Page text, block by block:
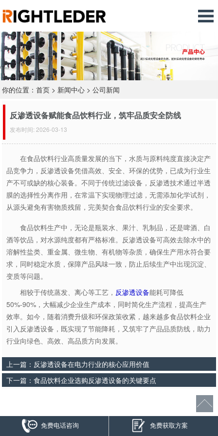
你的位置：首页 > 新闻中心 >公司新闻
反渗透设备赋能食品饮料行业，筑牢品质安全防线
发布时间: 2026-03-13
在食品饮料行业高质量发展的当下，水质与原料纯度直接决定产
品竞争力，反渗透设备凭借高效、安全、环保的优势，已成为行业生
产不可或缺的核心装备。不同于传统过滤设备，反渗透技术通过半透
膜的选择性分离作用，在常温下实现物理过滤，无需添加化学试剂，
从源头避免有害物质残留，完美契合食品饮料行业的安全要求。
食品饮料生产中，无论是瓶装水、果汁、乳制品，还是啤酒、白
酒等饮品，对水源纯度都有严格标准。反渗透设备可高效去除水中的
溶解性盐类、重金属、微生物、有机物等杂质，确保生产用水符合要
求，同时稳定水质，保障产品风味一致，防止后续生产中出现沉淀、
变质等问题。
相较于传统蒸发、离心等工艺， 反渗透设备能耗可降低
50%-90%，大幅减少企业生产成本，同时简化生产流程，提高生产
效率。如今，随着消费升级和环保政策收紧，越来越多食品饮料企业
引入反渗透设备，既实现了节能降耗，又筑牢了产品品质防线，助力
行业向绿色、高效、高品质方向发展。
上一篇： 反渗透设备在电力行业的核心应用价值
下一篇：食品饮料企业选购反渗透设备的关键要点
免费电话咨询 免费获取方案